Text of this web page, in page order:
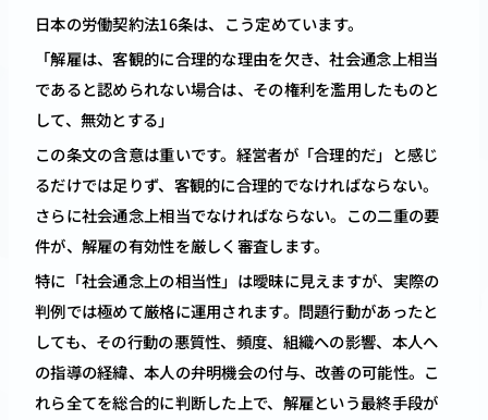
日本の労働契約法16条は、こう定めています。
「解雇は、客観的に合理的な理由を欠き、社会通念上相当
であると認められない場合は、その権利を濫用したものと
して、無効とする」
この条文の含意は重いです。経営者が「合理的だ」と感じ
るだけでは足りず、客観的に合理的でなければならない。
さらに社会通念上相当でなければならない。この二重の要
件が、解雇の有効性を厳しく審査します。
特に「社会通念上の相当性」は曖昧に見えますが、実際の
判例では極めて厳格に運用されます。問題行動があったと
しても、その行動の悪質性、頻度、組織への影響、本人へ
の指導の経緯、本人の弁明機会の付与、改善の可能性。こ
れら全てを総合的に判断した上で、解雇という最終手段が